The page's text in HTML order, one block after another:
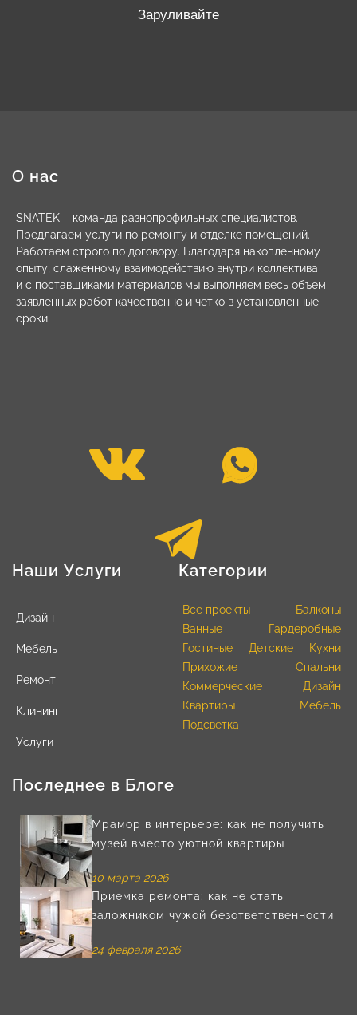
Заруливайте
О нас
SNATEK – команда разнопрофильных специалистов.
Предлагаем услуги по ремонту и отделке помещений.
Работаем строго по договору. Благодаря накопленному
опыту, слаженному взаимодействию внутри коллектива
и с поставщиками материалов мы выполняем весь объем
заявленных работ качественно и четко в установленные
сроки.
Наши Услуги
Дизайн
Мебель
Ремонт
Клининг
Услуги
Категории
Все проекты
Балконы
Ванные
Гардеробные
Гостиные
Детские
Кухни
Прихожие
Спальни
Коммерческие
Дизайн
Квартиры
Мебель
Подсветка
Последнее в Блоге
Мрамор в интерьере: как не получить
музей вместо уютной квартиры
10 марта 2026
Приемка ремонта: как не стать
заложником чужой безответственности
24 февраля 2026